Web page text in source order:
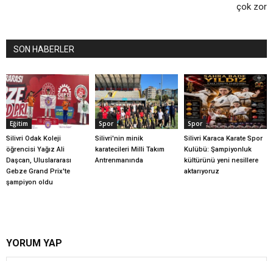
çok zor
SON HABERLER
Eğitim
Silivri Odak Koleji
öğrencisi Yağız Ali
Daşcan, Uluslararası
Gebze Grand Prix'te
şampiyon oldu
Spor
Silivri'nin minik
karatecileri Milli Takım
Antrenmanında
Spor
Silivri Karaca Karate Spor
Kulübü: Şampiyonluk
kültürünü yeni nesillere
aktarıyoruz
YORUM YAP